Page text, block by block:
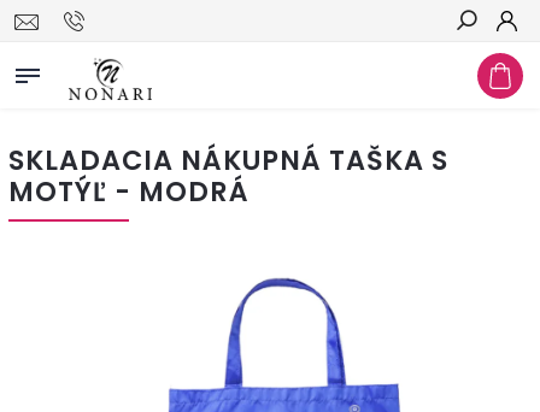
Hľadať
SKLADACIA NÁKUPNÁ TAŠKA S
MOTÝĽ - MODRÁ